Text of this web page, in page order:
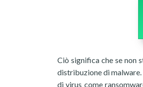
Ciò significa che se non
distribuzione di
di virus come